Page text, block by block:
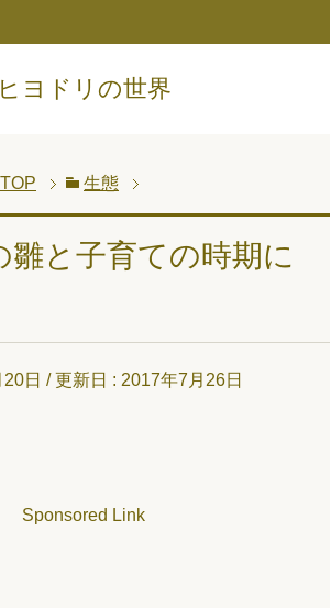
ヒヨドリの世界
TOP 生態
雛と子育ての時期に
日 / 更新日 : 2017年7月26日
Sponsored Link